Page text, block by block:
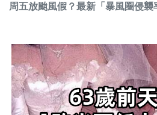
周五放颱風假？最新「暴風圈侵